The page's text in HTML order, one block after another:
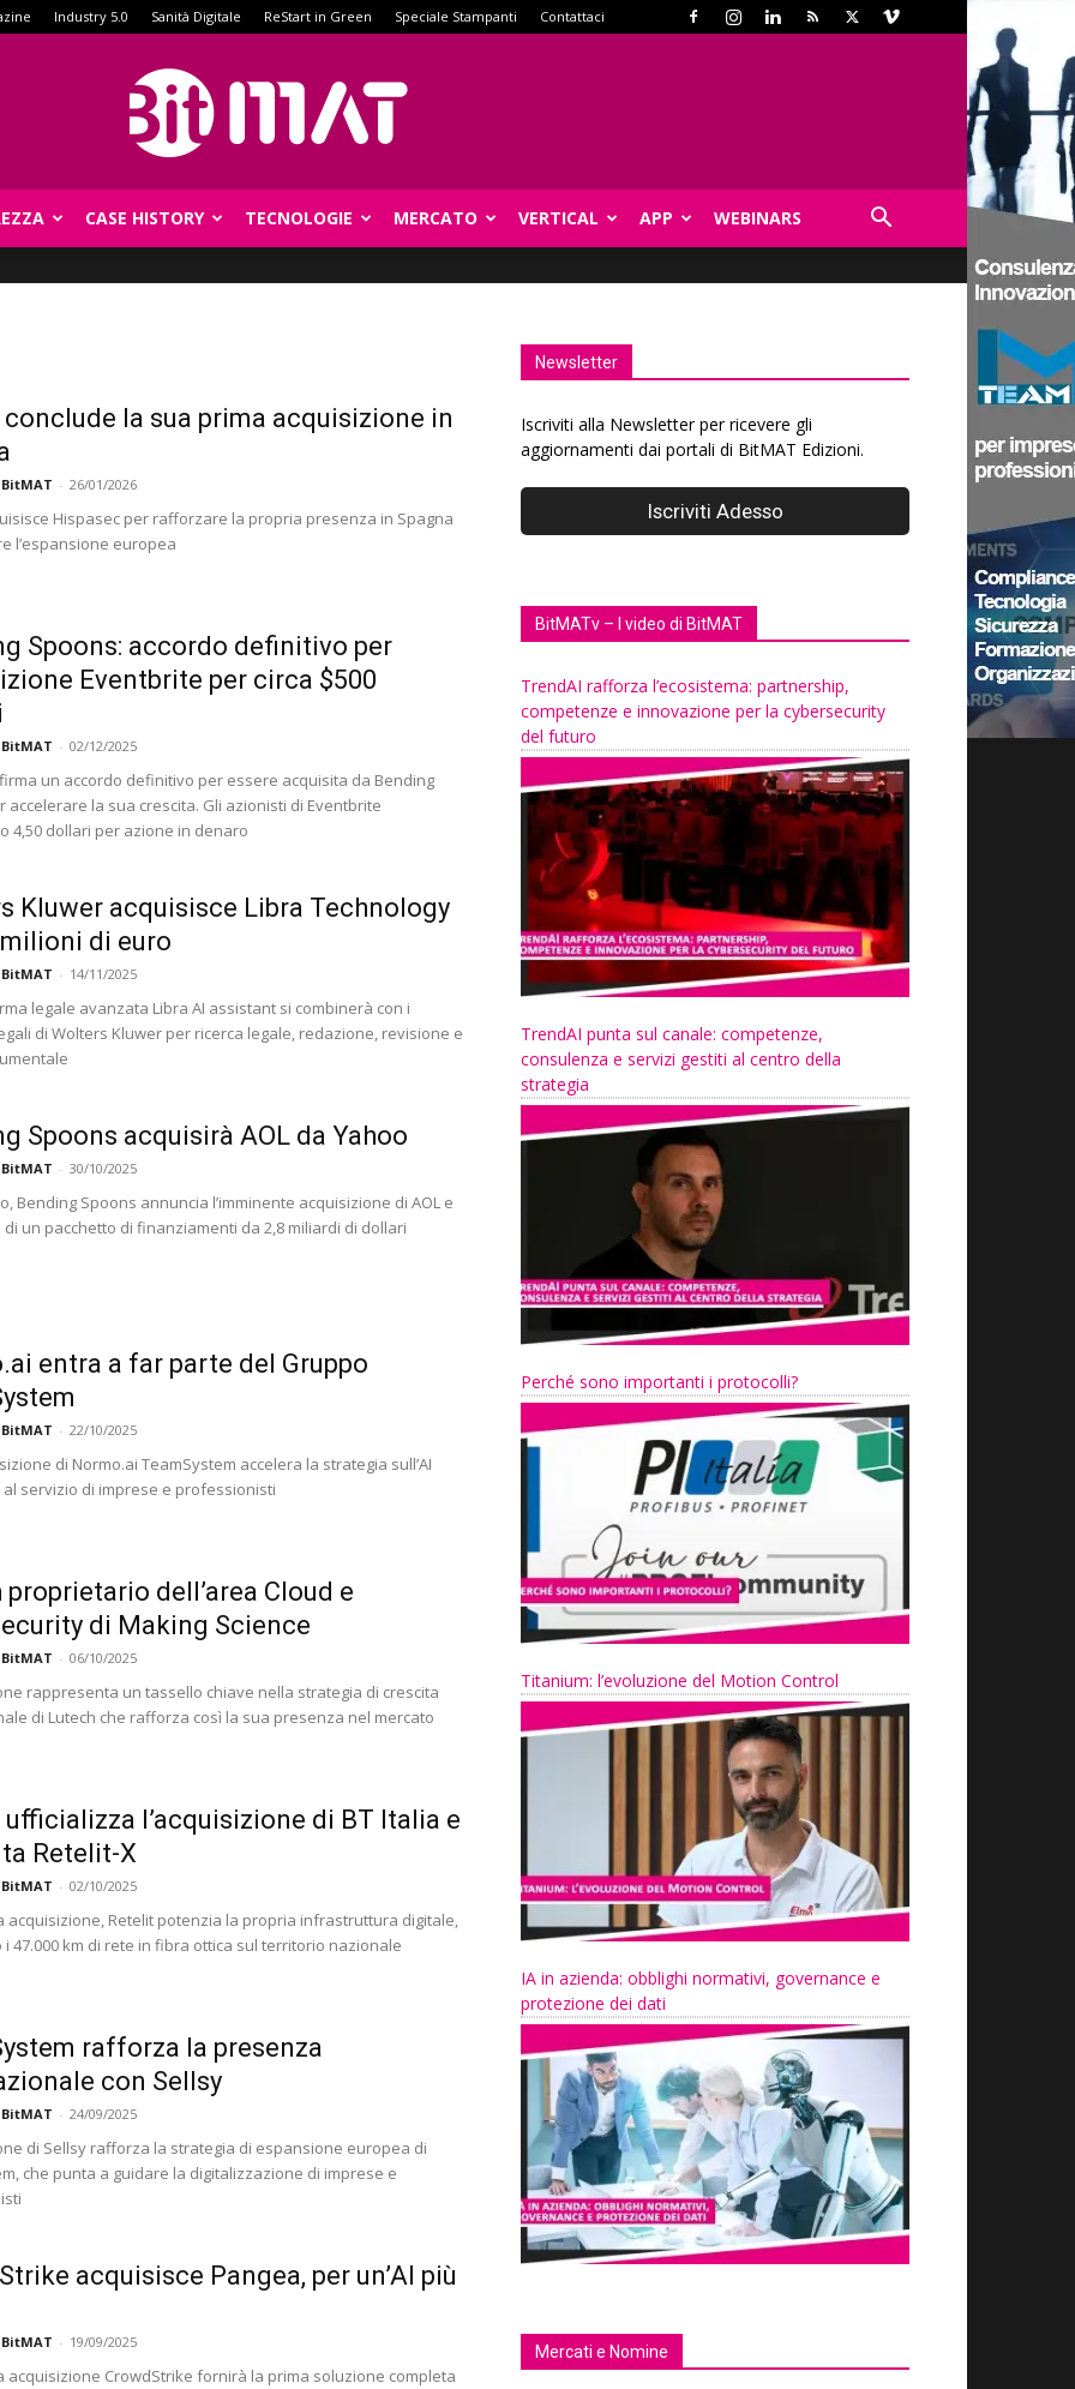
Industry 5.0 Sanità Digitale ReStart in Green Speciale Stampanti Contattaci
CASE HISTORY TECNOLOGIE MERCATO VERTICAL APP WEBINARS
conclude la sua prima acquisizione in
- 26/01/2026
Hispasec per rafforzare la propria presenza in Spagna
l’espansione europea
Spoons: accordo definitivo per
Eventbrite per circa $500
- 02/12/2025
un accordo definitivo per essere acquisita da Bending
accelerare la sua crescita. Gli azionisti di Eventbrite
4,50 dollari per azione in denaro
Kluwer acquisisce Libra Technology
di euro
- 14/11/2025
legale avanzata Libra AI assistant si combinerà con i
di Wolters Kluwer per ricerca legale, redazione, revisione e
Spoons acquisirà AOL da Yahoo
- 30/10/2025
Bending Spoons annuncia l’imminente acquisizione di AOL e
di un pacchetto di finanziamenti da 2,8 miliardi di dollari
entra a far parte del Gruppo
- 22/10/2025
di Normo.ai TeamSystem accelera la strategia sull’AI
servizio di imprese e professionisti
proprietario dell’area Cloud e
di Making Science
- 06/10/2025
rappresenta un tassello chiave nella strategia di crescita
di Lutech che rafforza così la sua presenza nel mercato
l’acquisizione di BT Italia e
Retelit-X
- 02/10/2025
acquisizione, Retelit potenzia la propria infrastruttura digitale,
47.000 km di rete in fibra ottica sul territorio nazionale
rafforza la presenza
con Sellsy
- 24/09/2025
di Sellsy rafforza la strategia di espansione europea di
che punta a guidare la digitalizzazione di imprese e
acquisisce Pangea, per un’AI più
- 19/09/2025
acquisizione CrowdStrike fornirà la prima soluzione completa
Newsletter
Iscriviti alla Newsletter per ricevere gli
aggiornamenti dai portali di BitMAT Edizioni.
BitMATv – I video di BitMAT
TrendAI rafforza l’ecosistema: partnership,
competenze e innovazione per la cybersecurity
del futuro
TrendAI punta sul canale: competenze,
consulenza e servizi gestiti al centro della
strategia
Perché sono importanti i protocolli?
Titanium: l’evoluzione del Motion Control
IA in azienda: obblighi normativi, governance e
protezione dei dati
Mercati e Nomine